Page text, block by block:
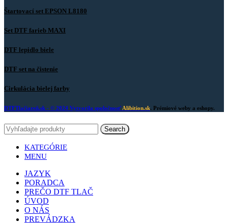
Štartovací set EPSON L8180
Set DTF farieb MAXI
DTF lepidlo biele
DTF set na čistenie
Cirkulácia bielej farby
DTFTlačiareň.sk - © 2024 Vytvorila spoločnosťAlibition.sk. Prémiové weby a eshopy.
Search
KATEGÓRIE
MENU
JAZYK
PORADCA
PREČO DTF TLAČ
ÚVOD
O NÁS
PREVÁDZKA